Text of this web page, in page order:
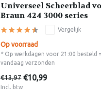
Universeel Scheerblad
Braun 424 3000 series
Vergelijk
Op voorraad
* Op werkdagen voor 21:00 besteld =
vandaag verzonden
€13,97 €10,99
Incl. btw